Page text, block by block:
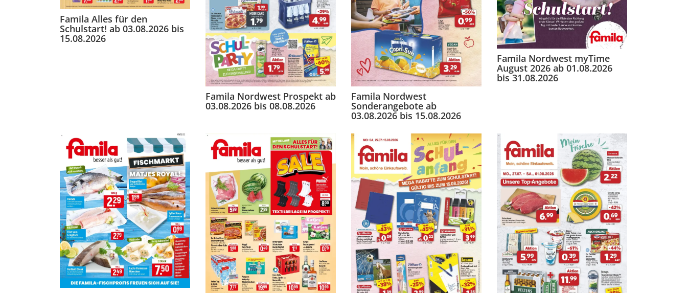
Famila Alles für den
Schulstart! ab 03.08.2026 bis
15.08.2026
Famila Nordwest Prospekt ab
03.08.2026 bis 08.08.2026
Famila Nordwest
Sonderangebote ab
03.08.2026 bis 15.08.2026
Famila Nordwest myTime
August 2026 ab 01.08.2026
bis 31.08.2026